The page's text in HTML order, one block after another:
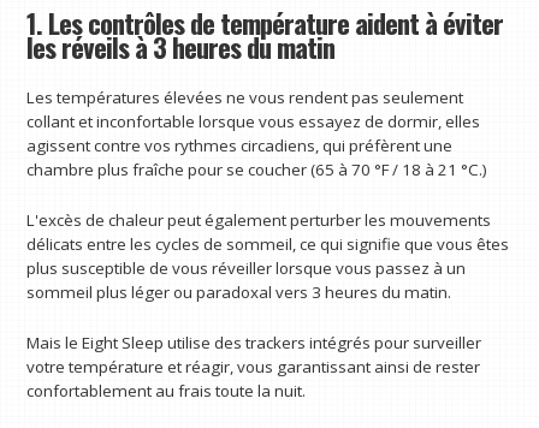
1. Les contrôles de température aident à éviter
les réveils à 3 heures du matin
Les températures élevées ne vous rendent pas seulement
collant et inconfortable lorsque vous essayez de dormir, elles
agissent contre vos rythmes circadiens, qui préfèrent une
chambre plus fraîche pour se coucher (65 à 70 °F / 18 à 21 °C.)
L'excès de chaleur peut également perturber les mouvements
délicats entre les cycles de sommeil, ce qui signifie que vous êtes
plus susceptible de vous réveiller lorsque vous passez à un
sommeil plus léger ou paradoxal vers 3 heures du matin.
Mais le Eight Sleep utilise des trackers intégrés pour surveiller
votre température et réagir, vous garantissant ainsi de rester
confortablement au frais toute la nuit.